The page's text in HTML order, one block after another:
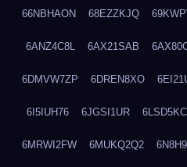
66NBHAON 68EZZKJQ
6ANZ4C8L 6AX21SAB
6DMVW7ZP 6DREN8XO
6I5IUH76 6JGSI1UR
6MRWI2FW 6MUKQ2Q2